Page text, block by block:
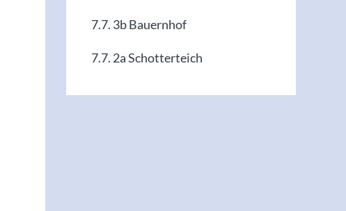
7.7. 3b Bauernhof
7.7. 2a Schotterteich